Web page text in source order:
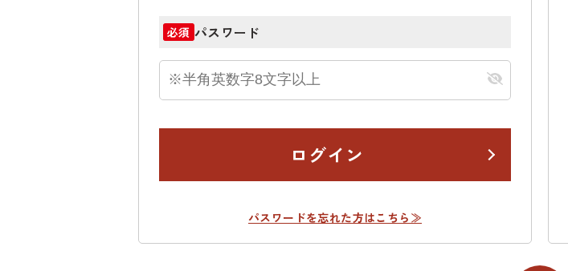
必須 パスワード
ログイン
パスワードを忘れた方はこちら≫